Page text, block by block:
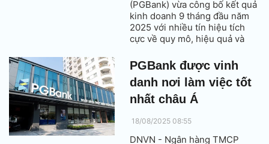
(PGBank) vừa công bố kết quả
kinh doanh 9 tháng đầu năm
2025 với nhiều tín hiệu tích
cực về quy mô, hiệu quả và
khẳng định định hướng tăng
trưởng an toàn, hiệu quả và
bền vững.
PGBank được vinh
danh nơi làm việc tốt
nhất châu Á
18/08/2025 08:55
DNVN - Ngân hàng TMCP